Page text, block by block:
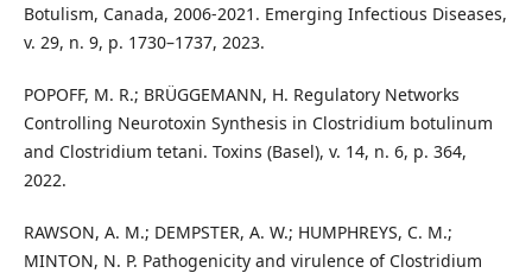
Botulism, Canada, 2006-2021. Emerging Infectious Diseases,
v. 29, n. 9, p. 1730–1737, 2023.
POPOFF, M. R.; BRÜGGEMANN, H. Regulatory Networks
Controlling Neurotoxin Synthesis in Clostridium botulinum
and Clostridium tetani. Toxins (Basel), v. 14, n. 6, p. 364,
2022.
RAWSON, A. M.; DEMPSTER, A. W.; HUMPHREYS, C. M.;
MINTON, N. P. Pathogenicity and virulence of Clostridium